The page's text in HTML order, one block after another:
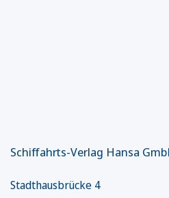
Schiffahrts-Verlag Hansa
Stadthausbrücke 4